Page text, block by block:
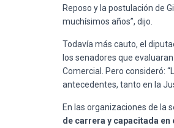
Reposo y la postulación de
muchísimos años”, dijo.
Todavía más cauto, el
los senadores que
Comercial. Pero consideró:
antecedentes, tanto en la
En las organizaciones de la
de carrera y capacitada